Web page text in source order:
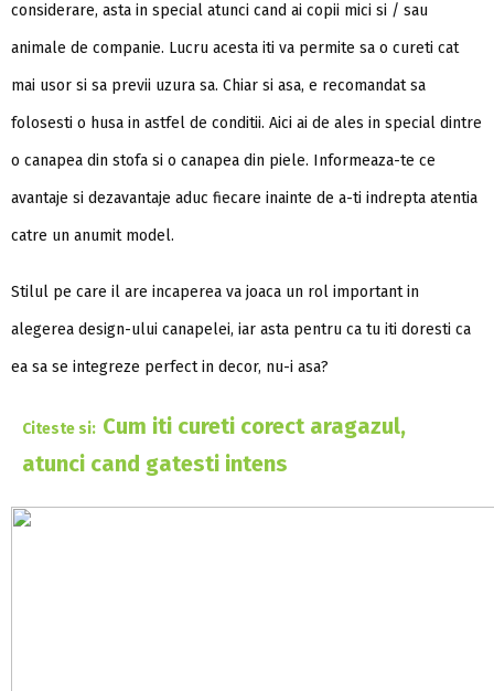
considerare, asta in special atunci cand ai copii mici si / sau
animale de companie. Lucru acesta iti va permite sa o cureti cat
mai usor si sa previi uzura sa. Chiar si asa, e recomandat sa
folosesti o husa in astfel de conditii. Aici ai de ales in special dintre
o canapea din stofa si o canapea din piele. Informeaza-te ce
avantaje si dezavantaje aduc fiecare inainte de a-ti indrepta atentia
catre un anumit model.
Stilul pe care il are incaperea va joaca un rol important in
alegerea design-ului canapelei, iar asta pentru ca tu iti doresti ca
ea sa se integreze perfect in decor, nu-i asa?
Citeste si: Cum iti cureti corect aragazul,
atunci cand gatesti intens